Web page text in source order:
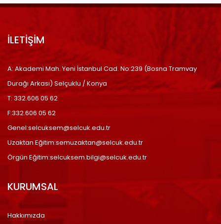
İLETİŞİM
A: Akademi Mah. Yeni İstanbul Cad. No:239 (Bosna Tramvay
Durağı Arkası) Selçuklu / Konya
T: 332.606 05 62
F:332.606 05 62
Genel:selcuksem@selcuk.edu.tr
Uzaktan Eğitim:semuzaktan@selcuk.edu.tr
Örgün Eğitim:selcuksem.bilgi@selcuk.edu.tr
KURUMSAL
Hakkımızda